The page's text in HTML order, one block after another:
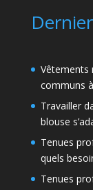
Vêtements
communs
Travailler
blouse
Tenues
quels
Tenues